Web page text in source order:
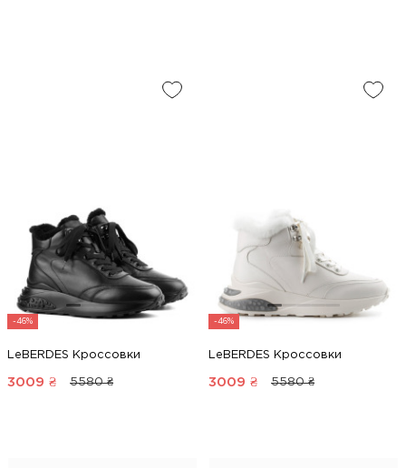
-46%
LeBERDES Кроссовки
3009 ₴ 5580 ₴
-46%
LeBERDES Кроссовки
3009 ₴ 5580 ₴